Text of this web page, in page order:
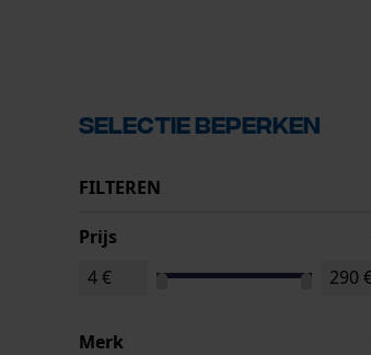
Selectie beperken
FILTEREN
Prijs
Merk